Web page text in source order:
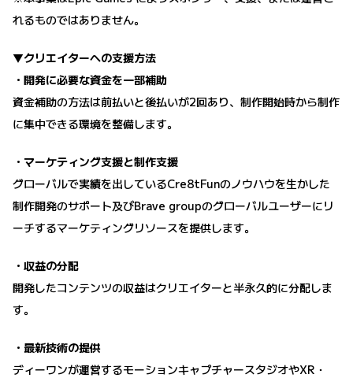
れるものではありません。
▼クリエイターへの支援方法
・開発に必要な資金を一部補助
資金補助の方法は前払いと後払いが2回あり、制作開始時から制作
に集中できる環境を整備します。
・マーケティング支援と制作支援
グローバルで実績を出しているCre8tFunのノウハウを生かした
制作開発のサポート及びBrave groupのグローバルユーザーにリ
ーチするマーケティングリソースを提供します。
・収益の分配
開発したコンテンツの収益はクリエイターと半永久的に分配しま
す。
・最新技術の提供
ディーワンが運営するモーションキャプチャースタジオやXR・